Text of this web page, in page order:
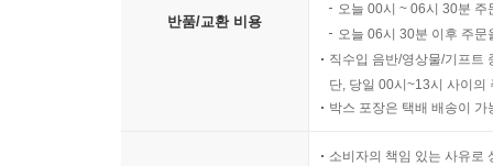
반품/교환 비용
오늘 00시 ~ 06시 30분
오늘 06시 30분 이후 주
직수입 음반/영상물/기프트
단, 당일 00시~13시 사이의
박스 포장은 택배 배송이
소비자의 책임 있는 사유로